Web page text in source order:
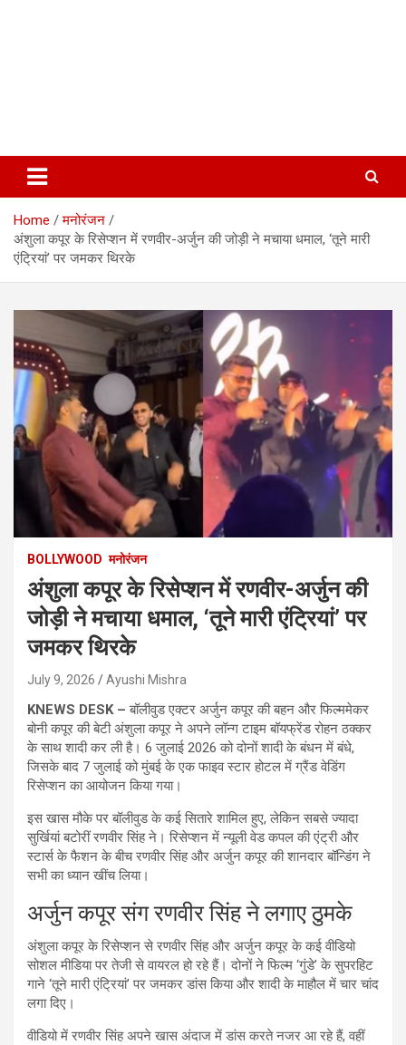
Home
मनोरंजन
अंशुला कपूर के रिसेप्शन में रणवीर-अर्जुन की जोड़ी ने मचाया धमाल, ‘तूने मारी
एंट्रियां’ पर जमकर थिरके
BOLLYWOOD मनोरंजन
अंशुला कपूर के रिसेप्शन में रणवीर-अर्जुन की
जोड़ी ने मचाया धमाल, ‘तूने मारी एंट्रियां’ पर
जमकर थिरके
July 9, 2026 Ayushi Mishra
KNEWS DESK – बॉलीवुड एक्टर अर्जुन कपूर की बहन और फिल्ममेकर
बोनी कपूर की बेटी अंशुला कपूर ने अपने लॉन्ग टाइम बॉयफ्रेंड रोहन ठक्कर
के साथ शादी कर ली है। 6 जुलाई 2026 को दोनों शादी के बंधन में बंधे,
जिसके बाद 7 जुलाई को मुंबई के एक फाइव स्टार होटल में ग्रैंड वेडिंग
रिसेप्शन का आयोजन किया गया।
इस खास मौके पर बॉलीवुड के कई सितारे शामिल हुए, लेकिन सबसे ज्यादा
सुर्खियां बटोरीं रणवीर सिंह ने। रिसेप्शन में न्यूली वेड कपल की एंट्री और
स्टार्स के फैशन के बीच रणवीर सिंह और अर्जुन कपूर की शानदार बॉन्डिंग ने
सभी का ध्यान खींच लिया।
अर्जुन कपूर संग रणवीर सिंह ने लगाए ठुमके
अंशुला कपूर के रिसेप्शन से रणवीर सिंह और अर्जुन कपूर के कई वीडियो
सोशल मीडिया पर तेजी से वायरल हो रहे हैं। दोनों ने फिल्म ‘गुंडे’ के सुपरहिट
गाने ‘तूने मारी एंट्रियां’ पर जमकर डांस किया और शादी के माहौल में चार चांद
लगा दिए।
वीडियो में रणवीर सिंह अपने खास अंदाज में डांस करते नजर आ रहे हैं, वहीं